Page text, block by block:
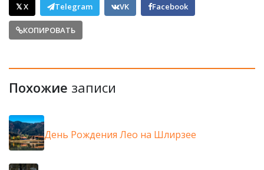
𝕏 X Telegram VK Facebook
КОПИРОВАТЬ
Похожие записи
День Рождения Лео на Шлирзее